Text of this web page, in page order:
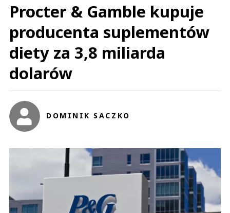
Procter & Gamble kupuje
producenta suplementów
diety za 3,8 miliarda
dolarów
DOMINIK SACZKO